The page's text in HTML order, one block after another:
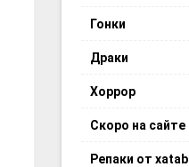
Гонки
Драки
Хоррор
Скоро на сайте
Репаки от xatab